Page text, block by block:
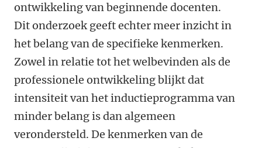
ontwikkeling van beginnende docenten.
Dit onderzoek geeft echter meer inzicht in
het belang van de specifieke kenmerken.
Zowel in relatie tot het welbevinden als de
professionele ontwikkeling blijkt dat
intensiteit van het inductieprogramma van
minder belang is dan algemeen
verondersteld. De kenmerken van de